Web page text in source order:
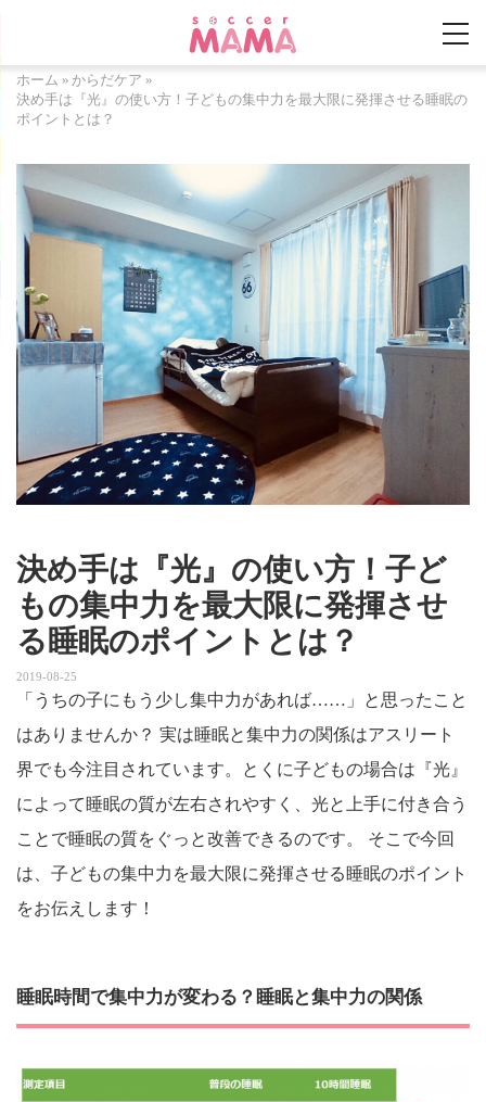
ホーム » からだケア »
決め手は『光』の使い方！子どもの集中力を最大限に発揮させる睡眠の
ポイントとは？
決め手は『光』の使い方！子ど
もの集中力を最大限に発揮させ
る睡眠のポイントとは？
2019-08-25
「うちの子にもう少し集中力があれば……」と思ったこと
はありませんか？ 実は睡眠と集中力の関係はアスリート
界でも今注目されています。とくに子どもの場合は『光』
によって睡眠の質が左右されやすく、光と上手に付き合う
ことで睡眠の質をぐっと改善できるのです。 そこで今回
は、子どもの集中力を最大限に発揮させる睡眠のポイント
をお伝えします！
睡眠時間で集中力が変わる？睡眠と集中力の関係